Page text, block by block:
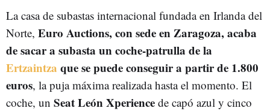
La casa de subastas internacional fundada en Irlanda del
Norte, Euro Auctions, con sede en Zaragoza, acaba
de sacar a subasta un coche-patrulla de la
Ertzaintza que se puede conseguir a partir de 1.800
euros, la puja máxima realizada hasta el momento. El
coche, un Seat León Xperience de capó azul y cinco